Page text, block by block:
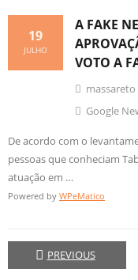
A FAKE
VOTO A
19
JULHO
massareto
Google
De acordo com o
pessoas que conheciam
atuação em …
Powered by WPeMatico
PREVIOUS